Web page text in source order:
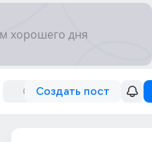
Создать пост